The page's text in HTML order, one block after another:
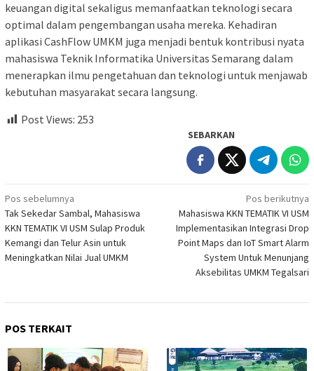
keuangan digital sekaligus memanfaatkan teknologi secara
optimal dalam pengembangan usaha mereka. Kehadiran
aplikasi CashFlow UMKM juga menjadi bentuk kontribusi nyata
mahasiswa Teknik Informatika Universitas Semarang dalam
menerapkan ilmu pengetahuan dan teknologi untuk menjawab
kebutuhan masyarakat secara langsung.
Post Views: 253
SEBARKAN
Navigasi
pos
Pos sebelumnya
Tak Sekedar Sambal, Mahasiswa
KKN TEMATIK VI USM Sulap Produk
Kemangi dan Telur Asin untuk
Meningkatkan Nilai Jual UMKM
Pos berikutnya
Mahasiswa KKN TEMATIK VI USM
Implementasikan Integrasi Drop
Point Maps dan IoT Smart Alarm
System Untuk Menunjang
Aksebilitas UMKM Tegalsari
POS TERKAIT